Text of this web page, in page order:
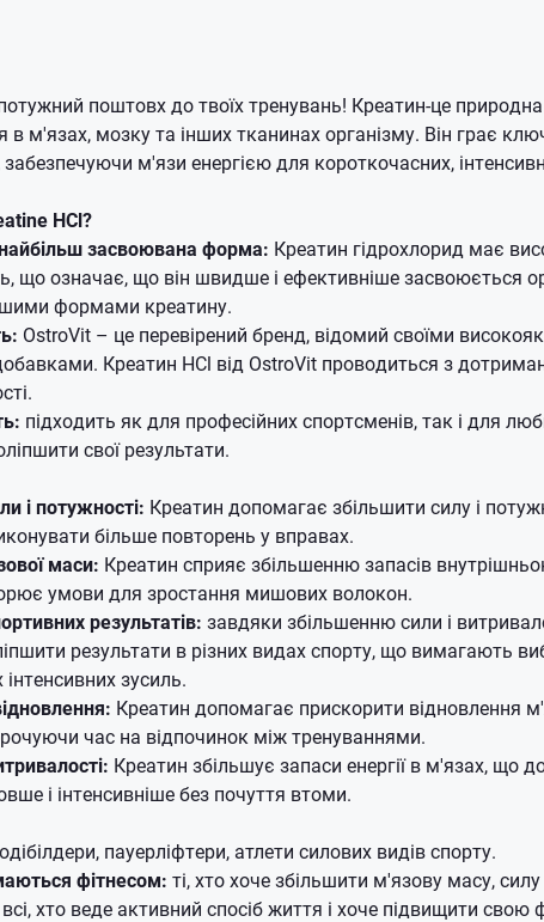
поштовх до твоїх тренувань! Креатин-це природна
в м'язах, мозку та інших тканинах організму. Він грає
забезпечуючи м'язи енергією для короткочасних,
HCl?
засвоювана форма: Креатин гідрохлорид має
що означає, що він швидше і ефективніше засвоюється
формами креатину.
OstroVit – це перевірений бренд, відомий своїми
Креатин HCl від OstroVit проводиться з
підходить як для професійних спортсменів, так і для
свої результати.
і потужності: Креатин допомагає збільшити силу і
більше повторень у вправах.
маси: Креатин сприяє збільшенню запасів
умови для зростання мишових волокон.
результатів: завдяки збільшенню сили і
результати в різних видах спорту, що вимагають
зусиль.
Креатин допомагає прискорити відновлення
час на відпочинок між тренуваннями.
Креатин збільшує запаси енергії в м'язах, що
і інтенсивніше без почуття втоми.
пауерліфтери, атлети силових видів спорту.
фітнесом: ті, хто хоче збільшити м'язову масу, силу
всі, хто веде активний спосіб життя і хоче підвищити свою